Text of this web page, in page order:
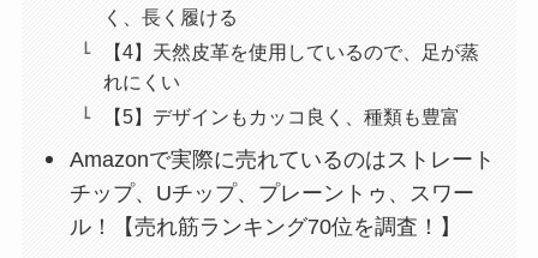
く、長く履ける
【4】天然皮革を使用しているので、足が蒸
れにくい
【5】デザインもカッコ良く、種類も豊富
Amazonで実際に売れているのはストレート
チップ、Uチップ、プレーントゥ、スワー
ル！【売れ筋ランキング70位を調査！】